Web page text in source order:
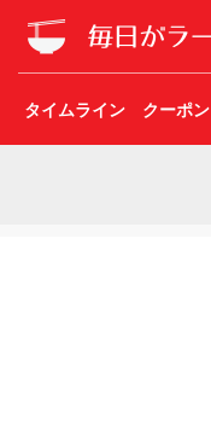
タイムライン クーポン